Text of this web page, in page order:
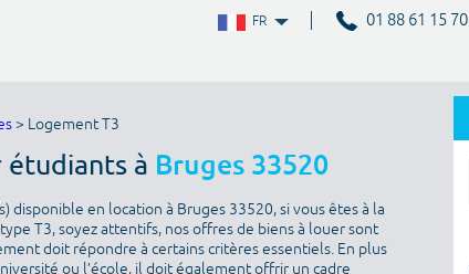
FR 01 88 61 15 70
> Logement T3
étudiants à Bruges 33520
disponible en location à Bruges 33520, si vous êtes à la
T3, soyez attentifs, nos offres de biens à louer sont
doit répondre à certains critères essentiels. En plus
ou l’école, il doit également offrir un cadre